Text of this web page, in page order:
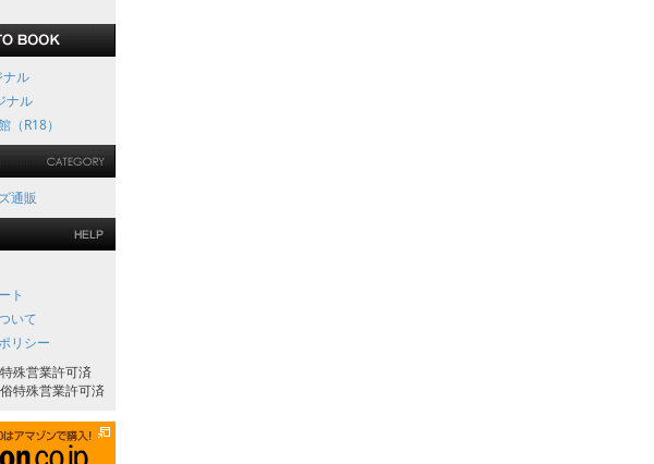
ナル
ナル
（R18）
通販
ト
いて
リシー
殊営業許可済
特殊営業許可済